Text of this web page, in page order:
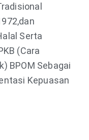
Serta
(Cara
BPOM Sebagai
Kepuasan